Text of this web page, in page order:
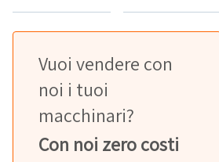
Vuoi vendere con
noi i tuoi
macchinari?
Con noi zero costi